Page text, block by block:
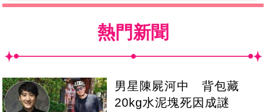
熱門新聞
男星陳屍河中 背包藏
20kg水泥塊死因成謎